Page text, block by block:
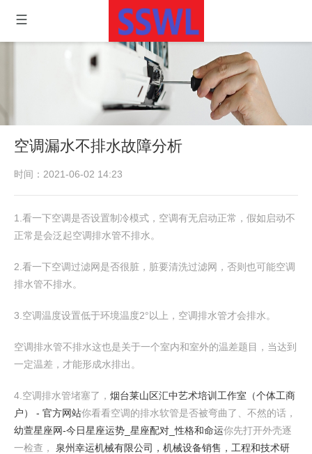
空调漏水不排水故障分析
时间：2021-06-02 14:23
1.看一下空调是否设置制冷模式，空调有无启动正常，假如启动不
正常是会泛起空调排水管不排水。
2.看一下空调过滤网是否很脏，脏要清洗过滤网，否则也可能空调
排水管不排水。
3.空调温度设置低于环境温度2°以上，空调排水管才会排水。
空调排水管不排水这也是关于一个室内和室外的温差题目，当达到
一定温差，才能形成水排出。
4.空调排水管堵塞了， 烟台莱山区汇中艺术培训工作室（个体工商
户） - 官方网站你看看空调的排水软管是否被弯曲了、不然的话，
幼萱星座网-今日星座运势_星座配对_性格和命运你先打开外壳逐
一检查， 泉州幸运机械有限公司，机械设备销售，工程和技术研